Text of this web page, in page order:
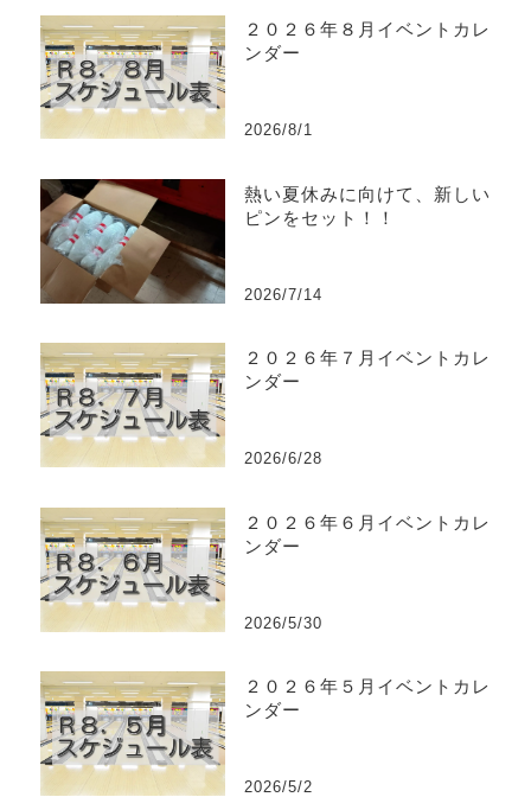
２０２６年８月イベントカレ
ンダー
2026/8/1
熱い夏休みに向けて、新しい
ピンをセット！！
2026/7/14
２０２６年７月イベントカレ
ンダー
2026/6/28
２０２６年６月イベントカレ
ンダー
2026/5/30
２０２６年５月イベントカレ
ンダー
2026/5/2